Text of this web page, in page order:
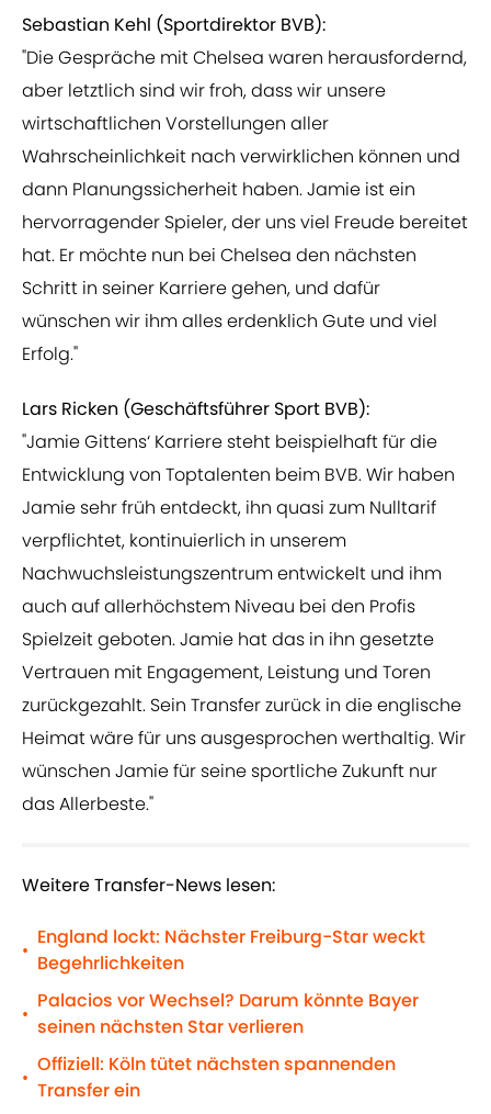
Sebastian Kehl (Sportdirektor BVB):
"Die Gespräche mit Chelsea waren herausfordernd,
aber letztlich sind wir froh, dass wir unsere
wirtschaftlichen Vorstellungen aller
Wahrscheinlichkeit nach verwirklichen können und
dann Planungssicherheit haben. Jamie ist ein
hervorragender Spieler, der uns viel Freude bereitet
hat. Er möchte nun bei Chelsea den nächsten
Schritt in seiner Karriere gehen, und dafür
wünschen wir ihm alles erdenklich Gute und viel
Erfolg."
Lars Ricken (Geschäftsführer Sport BVB):
"Jamie Gittens‘ Karriere steht beispielhaft für die
Entwicklung von Toptalenten beim BVB. Wir haben
Jamie sehr früh entdeckt, ihn quasi zum Nulltarif
verpflichtet, kontinuierlich in unserem
Nachwuchsleistungszentrum entwickelt und ihm
auch auf allerhöchstem Niveau bei den Profis
Spielzeit geboten. Jamie hat das in ihn gesetzte
Vertrauen mit Engagement, Leistung und Toren
zurückgezahlt. Sein Transfer zurück in die englische
Heimat wäre für uns ausgesprochen werthaltig. Wir
wünschen Jamie für seine sportliche Zukunft nur
das Allerbeste."
Weitere Transfer-News lesen:
•
England lockt: Nächster Freiburg-Star weckt
Begehrlichkeiten
•
Palacios vor Wechsel? Darum könnte Bayer
seinen nächsten Star verlieren
•
Offiziell: Köln tütet nächsten spannenden
Transfer ein